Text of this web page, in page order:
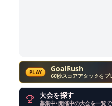
PLAY GoalRush
60秒スコアアタックをプ
大会を探す
募集中・開催中の大会を一覧で